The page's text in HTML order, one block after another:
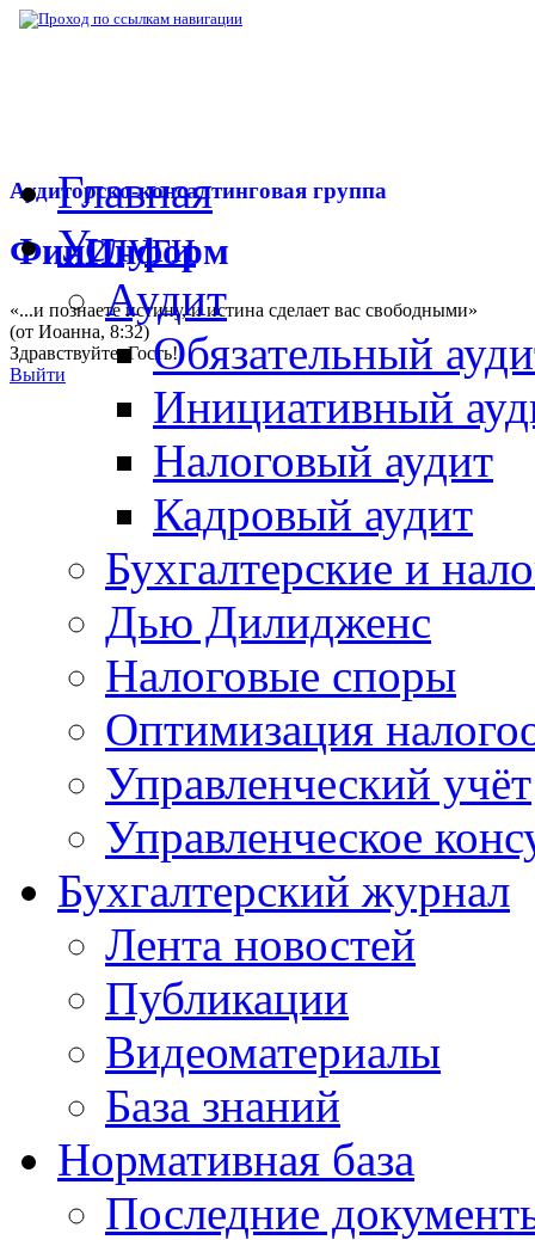
Аудиторско-консалтинговая группа
ФинИнформ
«...и познаете истину, и истина сделает вас свободными»
(от Иоанна, 8:32)
Здравствуйте,Гость!
Выйти
Главная
Услуги
Аудит
Обязательный
Инициативный
Налоговый аудит
Кадровый аудит
Бухгалтерские и
Дью Дилидженс
Налоговые споры
Оптимизация
Управленческий учёт
Управленческое
Бухгалтерский журнал
Лента новостей
Публикации
Видеоматериалы
База знаний
Нормативная база
Последние